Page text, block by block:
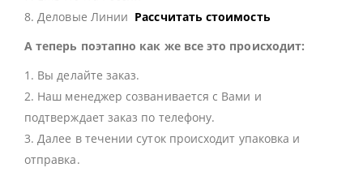
8. Деловые Линии Рассчитать стоимость
А теперь поэтапно как же все это происходит:
1. Вы делайте заказ.
2. Наш менеджер созванивается с Вами и
подтверждает заказ по телефону.
3. Далее в течении суток происходит упаковка и
отправка.